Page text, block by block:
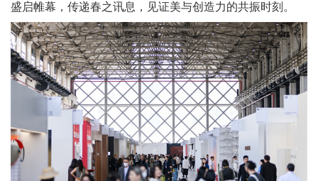
盛启帷幕，传递春之讯息，见证美与创造力的共振时刻。